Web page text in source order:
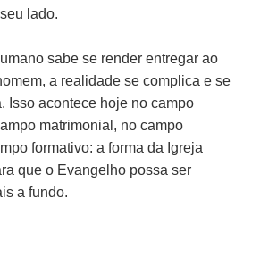
lado.
sabe se render entregar ao
a realidade se complica e se
Isso acontece hoje no campo
matrimonial, no campo
formativo: a forma da Igreja
que o Evangelho possa ser
a fundo.